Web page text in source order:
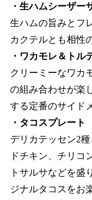
・生ハムシーザー
生ハムの旨みとフ
カクテルとも相性
・ワカモレ＆トル
クリーミーなワカ
の組み合わせが楽
する定番のサイド
・タコスプレート
デリカテッセン2
ドチキン、チリコ
トサルサなどを盛
ジナルタコスをお